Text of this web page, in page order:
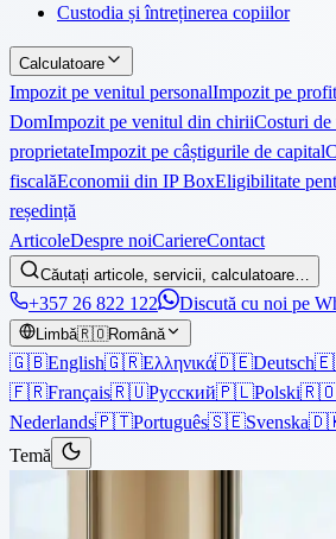
Custodia și întreținerea copiilor
Calculatoare
Impozit pe venitul personalImpozit pe profit
DomImpozit pe venitul din chiriiCosturi de
proprietateImpozit pe câștigurile de capital
fiscalăEconomii din IP BoxEligibilitate
reședință
ArticoleDespre noiCariereContact
Căutați articole, servicii, calculatoare…
+357 26 822 122 Discută cu noi pe
Limbă🇷🇴Română
🇬🇧English🇬🇷Ελληνικά🇩🇪Deutsch
🇫🇷Français🇷🇺Русский🇵🇱Polski
Nederlands🇵🇹Português🇸🇪Svenska
Temă